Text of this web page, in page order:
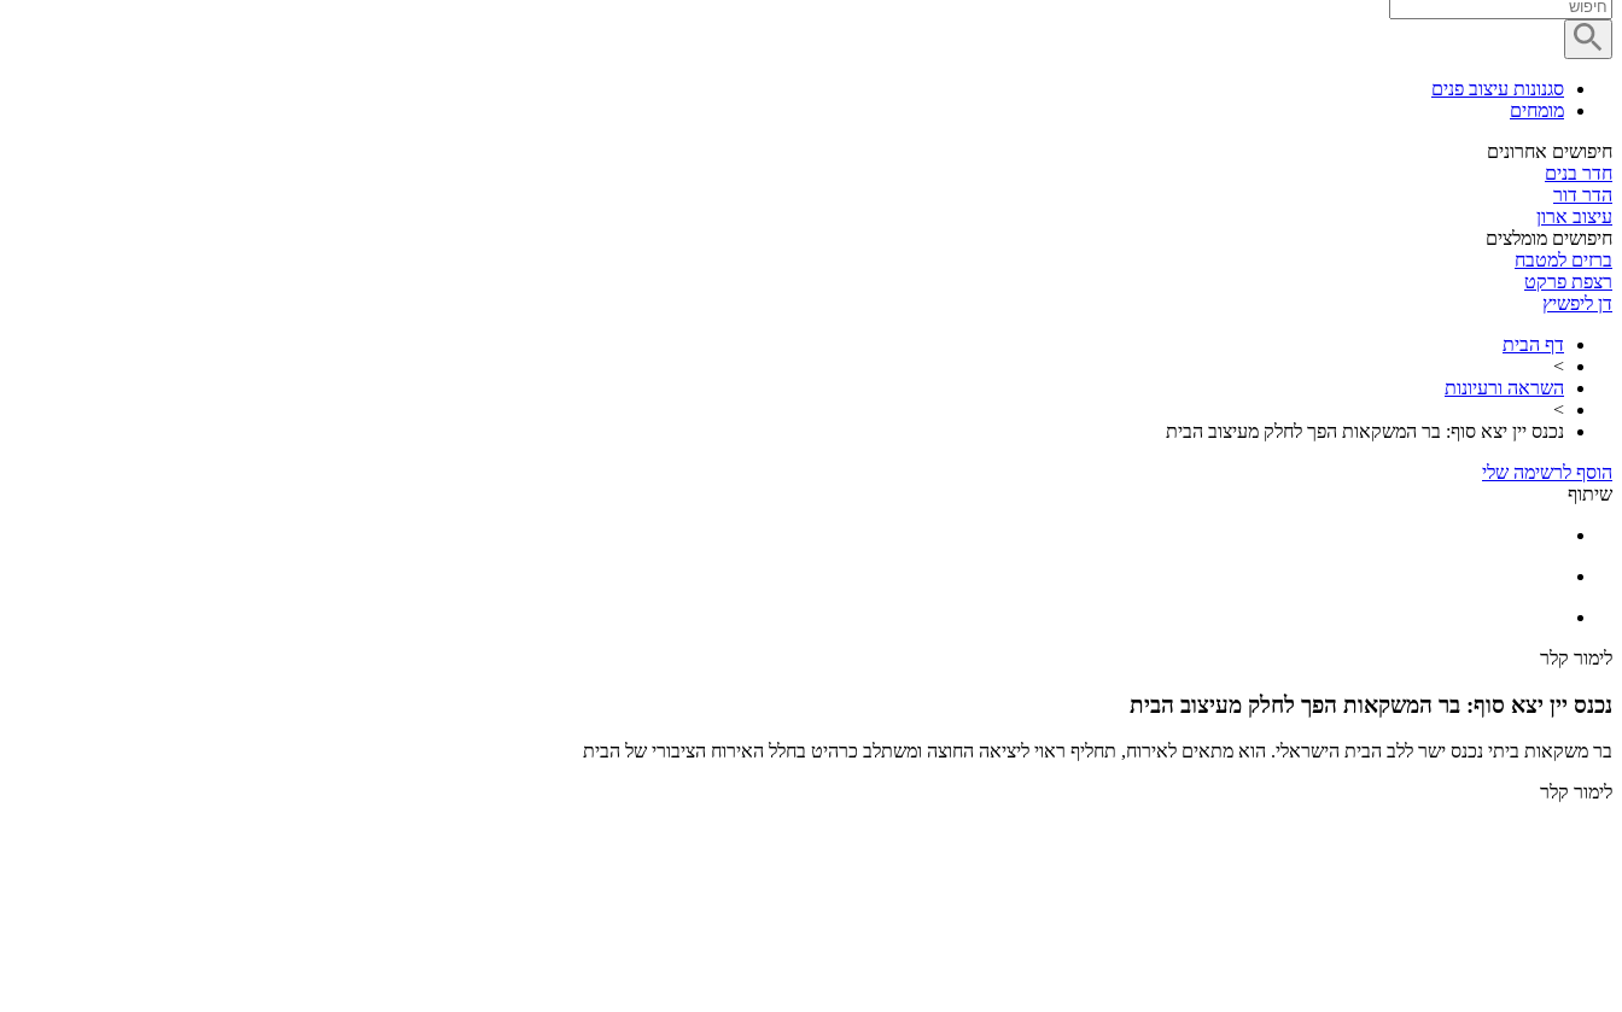
סגנונות עיצוב פנים
מומחים
חיפושים אחרונים
חדר בנים
הדר דור
עיצוב ארון
חיפושים מומלצים
ברזים למטבח
רצפת פרקט
דן ליפשיץ
דף הבית
>
השראה ורעיונות
>
נכנס יין יצא סוף: בר המשקאות הפך לחלק מעיצוב הבית
הוסף לרשימה שלי
שיתוף
לימור קלר
נכנס יין יצא סוף: בר המשקאות הפך לחלק מעיצוב הבית
בר משקאות ביתי נכנס ישר ללב הבית הישראלי. הוא מתאים לאירוח, תחליף ראוי ליציאה החוצה ומשתלב כרהיט בחלל האירוח הציבורי של הבית
לימור קלר